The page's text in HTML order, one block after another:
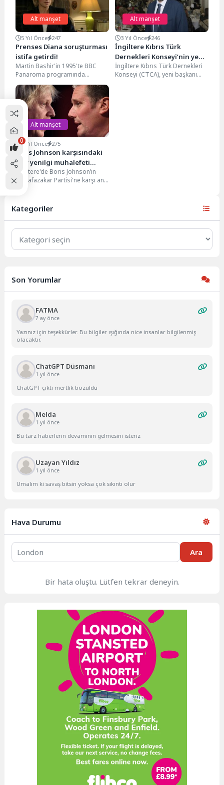
Alt manşet
5 Yıl Önce 247
Prenses Diana soruşturması
istifa getirdi!
Martin Bashir'in 1995'te BBC
Panaroma programında
Prenses Diana ile sahte
belgelere dayanan bir röportaj
yapmasının...
Alt manşet
3 Yıl Önce 246
İngiltere Kıbrıs Türk
Dernekleri Konseyi’nin yeni
başkanı belli oldu
İngiltere Kıbrıs Türk Dernekleri
Konseyi (CTCA), yeni başkanı
Alt manşet
5 Yıl Önce 275
Boris Johnson karşısındaki
ağır yenilgi muhalefeti
sarstı
İngiltere'de Boris Johnson’ın
Muhafazakar Partisi'ne karşı ana
yapılan...
Kategoriler
Kategoriler
Son Yorumlar
FATMA
7 ay önce
Yazınız için teşekkürler. Bu bilgiler ışığında nice insanlar bilgilenmiş
olacaktır.
ChatGPT Düsmanı
1 yıl önce
ChatGPT çıktı mertlik bozuldu
Melda
1 yıl önce
Bu tarz haberlerin devamının gelmesini isteriz
Uzayan Yıldız
1 yıl önce
Umalım ki savaş bitsin yoksa çok sıkıntı olur
Hava Durumu
Ara
Bir hata oluştu. Lütfen tekrar deneyin.
0